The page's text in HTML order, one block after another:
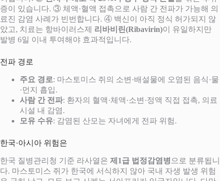
증이 있습니다. ③ 체액·혈액 접촉으로 사람 간 전파가 가능해 의
료진 감염 사례가 빈번합니다. ④ 백신이 아직 정식 허가되지 않
았고, 치료는 항바이러스제 리바비린(Ribavirin)이 유일하지만
발병 6일 이내 투여해야 효과적입니다.
전파 경로
주요 경로: 마스토미스 쥐의 소변·배설물에 오염된 음식·물
·먼지 흡입.
사람 간 전파: 환자의 혈액·체액·소변·정액 직접 접촉, 의료
시설 내 감염.
모유 수유: 감염된 산모는 자녀에게 전파 위험.
한국·아시아 위험은
한국 질병관리청 기준 라사열은 제1급 법정감염병 으로 분류됩니
다. 마스토미스 쥐가 한국에 서식하지 않아 국내 자생 발생 위험